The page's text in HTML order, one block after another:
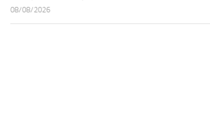
08/08/2026